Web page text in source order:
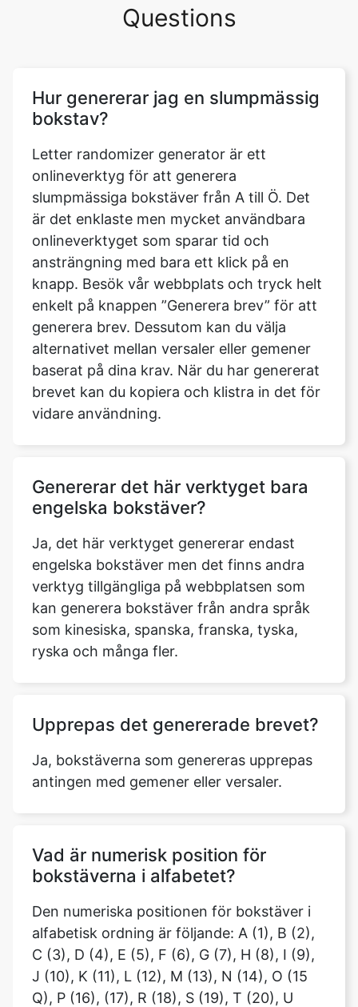
Questions
Hur genererar jag en slumpmässig
bokstav?
Letter randomizer generator är ett
onlineverktyg för att generera
slumpmässiga bokstäver från A till Ö. Det
är det enklaste men mycket användbara
onlineverktyget som sparar tid och
ansträngning med bara ett klick på en
knapp. Besök vår webbplats och tryck helt
enkelt på knappen ”Generera brev” för att
generera brev. Dessutom kan du välja
alternativet mellan versaler eller gemener
baserat på dina krav. När du har genererat
brevet kan du kopiera och klistra in det för
vidare användning.
Genererar det här verktyget bara
engelska bokstäver?
Ja, det här verktyget genererar endast
engelska bokstäver men det finns andra
verktyg tillgängliga på webbplatsen som
kan generera bokstäver från andra språk
som kinesiska, spanska, franska, tyska,
ryska och många fler.
Upprepas det genererade brevet?
Ja, bokstäverna som genereras upprepas
antingen med gemener eller versaler.
Vad är numerisk position för
bokstäverna i alfabetet?
Den numeriska positionen för bokstäver i
alfabetisk ordning är följande: A (1), B (2),
C (3), D (4), E (5), F (6), G (7), H (8), I (9),
J (10), K (11), L (12), M (13), N (14), O (15
Q), P (16), (17), R (18), S (19), T (20), U